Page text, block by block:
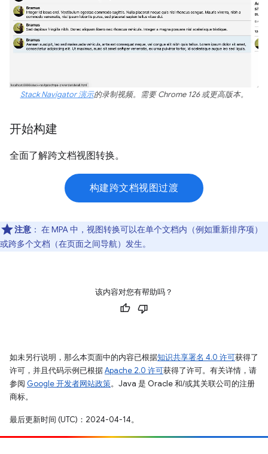
Stack Navigator 演示的录制视频。需要 Chrome 126 或更高版本。
开始构建
全面了解跨文档视图转换。
构建跨文档视图过渡
注意 ： 在 MPA 中，视图转换可以在单个文档内（例如重新排序项）
或跨多个文档（在页面之间导航）发生。
该内容对您有帮助吗？
如未另行说明，那么本页面中的内容已根据知识共享署名 4.0 许可获得了
许可，并且代码示例已根据Apache 2.0 许可获得了许可。有关详情，请
参阅 Google 开发者网站政策。Java 是 Oracle 和/或其关联公司的注册
商标。
最后更新时间 (UTC)：2024-04-14。